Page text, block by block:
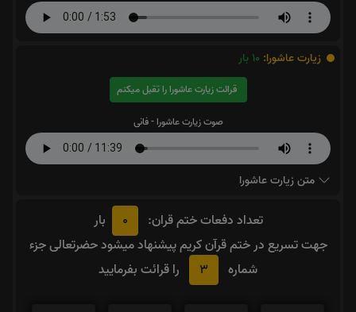
زیارت عاشورا: 10 بار
قرائت زیارت عاشورا را تقبل میکنم
صوت زیارت عاشورا - فانی
متن زیارت عاشورا
تعداد دفعات ختم قران: 0
بار
جهت تسریع در ختم قرآن کریم پیشنهاد میشود حضرتعالی جزء
شماره
3 را قرائت بفرمایید